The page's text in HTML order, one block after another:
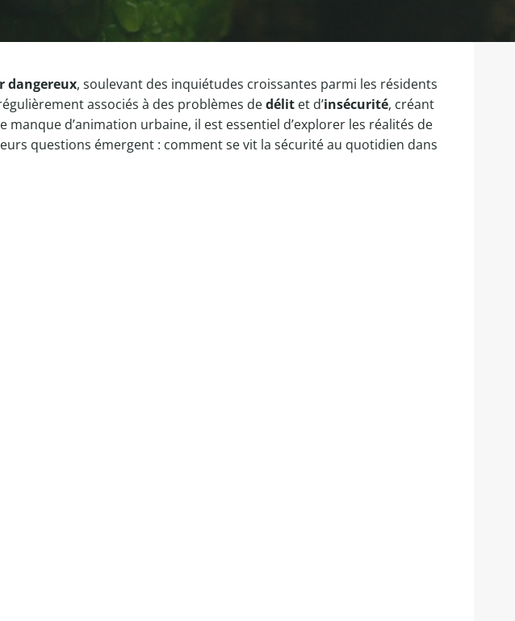
dangereux, soulevant des inquiétudes croissantes parmi les résidents
associés à des problèmes dedélit et d’insécurité, créant
manque d’animation urbaine, il est essentiel d’explorer les réalités de
questions émergent : comment se vit la sécurité au quotidien dans